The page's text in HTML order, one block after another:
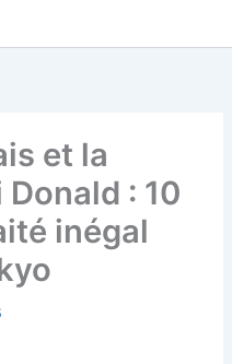
et la
: 10
inégal